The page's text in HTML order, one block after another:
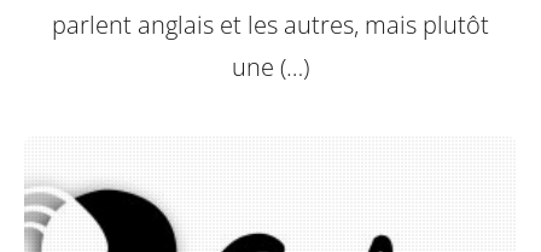
parlent anglais et les autres, mais plutôt
une (…)